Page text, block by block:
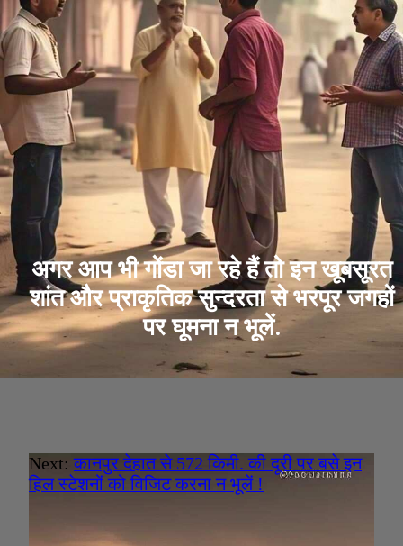
अगर आप भी गोंडा जा रहे हैं तो इन खूबसूरत
शांत और प्राकृतिक सुन्दरता से भरपूर जगहों
पर घूमना न भूलें.
Next:कानपुर देहात से 572 किमी. की दूरी पर बसे इन
हिल स्टेशनों को विजिट करना न भूलें !